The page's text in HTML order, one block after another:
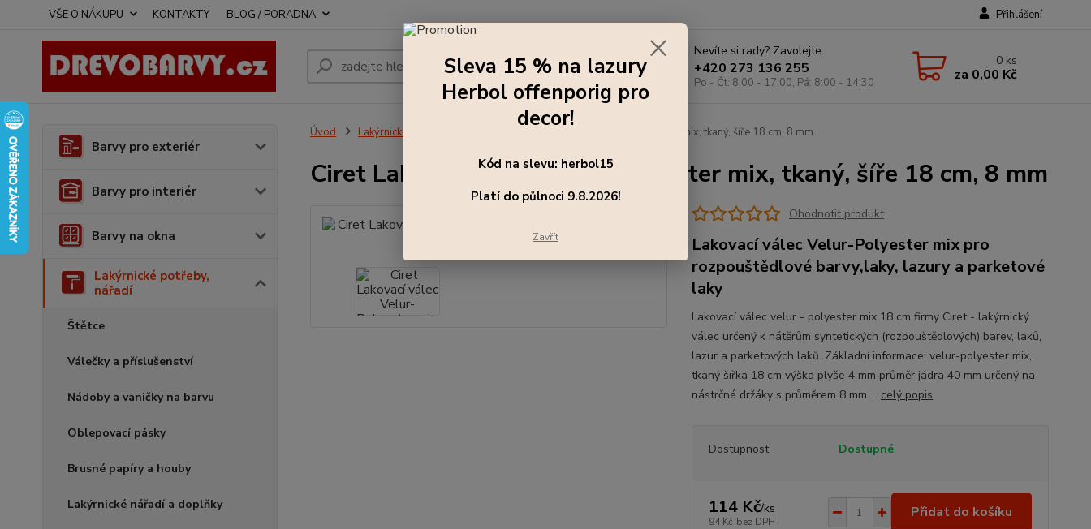
VŠE O NÁKUPU KONTAKTY BLOG / PORADNA Přihlášení
Hledat
Nevíte si rady? Zavolejte.
+420 273 136 255
Po - Čt: 8:00 - 17:00, Pá: 8:00 - 14:30
0 ks
za 0,00 Kč
Barvy pro exteriér
Barvy pro interiér
Barvy na okna
Lakýrnické potřeby,
nářadí
Štětce
Válečky a příslušenství
Nádoby a vaničky na barvu
Oblepovací pásky
Brusné papíry a houby
Lakýrnické nářadí a doplňky
Úvod Lakýrnické potřeby, nářadí Ciret Lakovací válec Velur-Polyester mix, tkaný, šíře 18 cm, 8 mm
Ciret Lakovací válec Velur-Polyester mix, tkaný, šíře 18 cm, 8 mm
Ohodnotit produkt
Lakovací válec Velur-Polyester mix pro
rozpouštědlové barvy,laky, lazury a parketové
laky
Lakovací válec velur - polyester mix 18 cm firmy Ciret - lakýrnický
válec určený k nátěrům syntetických (rozpouštědlových) barev, laků,
lazur a parketových laků. Základní informace: velur-polyester mix,
tkaný šířka 18 cm výška plyše 4 mm průměr jádra 40 mm určený na
nástrčné držáky s průměrem 8 mm ... celý popis
Dostupnost Dostupné
114 Kč/ks
94 Kč bez DPH
Přidat do košíku
Sleva 15 % na lazury
Herbol offenporig pro
decor!
Kód na slevu: herbol15
Platí do půlnoci 9.8.2026!
Zavřít